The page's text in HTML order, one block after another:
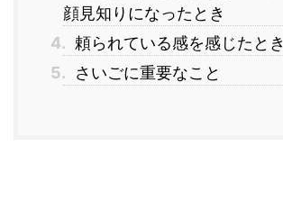
顔見知りになったとき
4. 頼られている感を感じたとき
5.
さいごに重要なこと